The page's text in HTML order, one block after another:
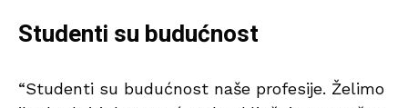
Studenti su budućnost
“Studenti su budućnost naše profesije. Želimo